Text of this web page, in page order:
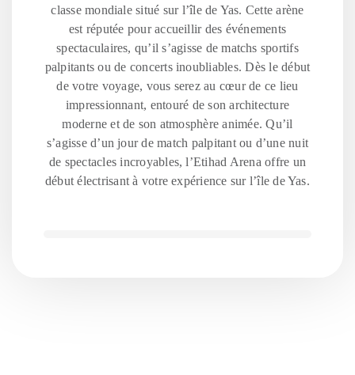
classe mondiale situé sur l’île de Yas. Cette arène
est réputée pour accueillir des événements
spectaculaires, qu’il s’agisse de matchs sportifs
palpitants ou de concerts inoubliables. Dès le début
de votre voyage, vous serez au cœur de ce lieu
impressionnant, entouré de son architecture
moderne et de son atmosphère animée. Qu’il
s’agisse d’un jour de match palpitant ou d’une nuit
de spectacles incroyables, l’Etihad Arena offre un
début électrisant à votre expérience sur l’île de Yas.